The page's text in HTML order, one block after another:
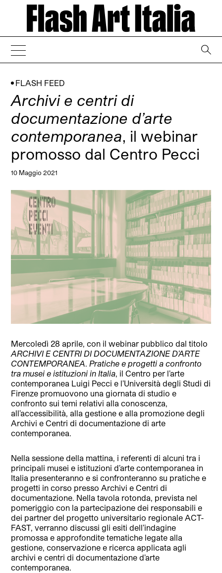
FLASH FEED
Archivi e centri di
documentazione d’arte
contemporanea, il webinar
promosso dal Centro Pecci
10 Maggio 2021
Mercoledì 28 aprile, con il webinar pubblico dal titolo
ARCHIVI E CENTRI DI DOCUMENTAZIONE D’ARTE
CONTEMPORANEA.Pratiche e progetti a confronto
tra musei e istituzioni in Italia, il Centro per l’arte
contemporanea Luigi Pecci e l’Università degli Studi di
Firenze promuovono una giornata di studio e
confronto sui temi relativi alla conoscenza,
all’accessibilità, alla gestione e alla promozione degli
Archivi e Centri di documentazione di arte
contemporanea.
Nella sessione della mattina, i referenti di alcuni tra i
principali musei e istituzioni d’arte contemporanea in
Italia presenteranno e si confronteranno su pratiche e
progetti in corso presso Archivi e Centri di
documentazione. Nella tavola rotonda, prevista nel
pomeriggio con la partecipazione dei responsabili e
dei partner del progetto universitario regionale ACT-
FAST, verranno discussi gli esiti dell’indagine
promossa e approfondite tematiche legate alla
gestione, conservazione e ricerca applicata agli
archivi e centri di documentazione d’arte
contemporanea.